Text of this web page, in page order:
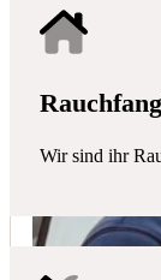
Wir sind ihr